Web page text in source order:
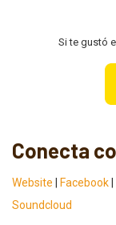
Si te gustó
Conecta
Website Facebook
Soundcloud